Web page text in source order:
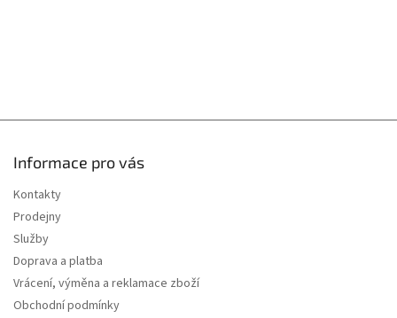
Informace pro vás
Kontakty
Prodejny
Služby
Doprava a platba
Vrácení, výměna a reklamace zboží
Obchodní podmínky